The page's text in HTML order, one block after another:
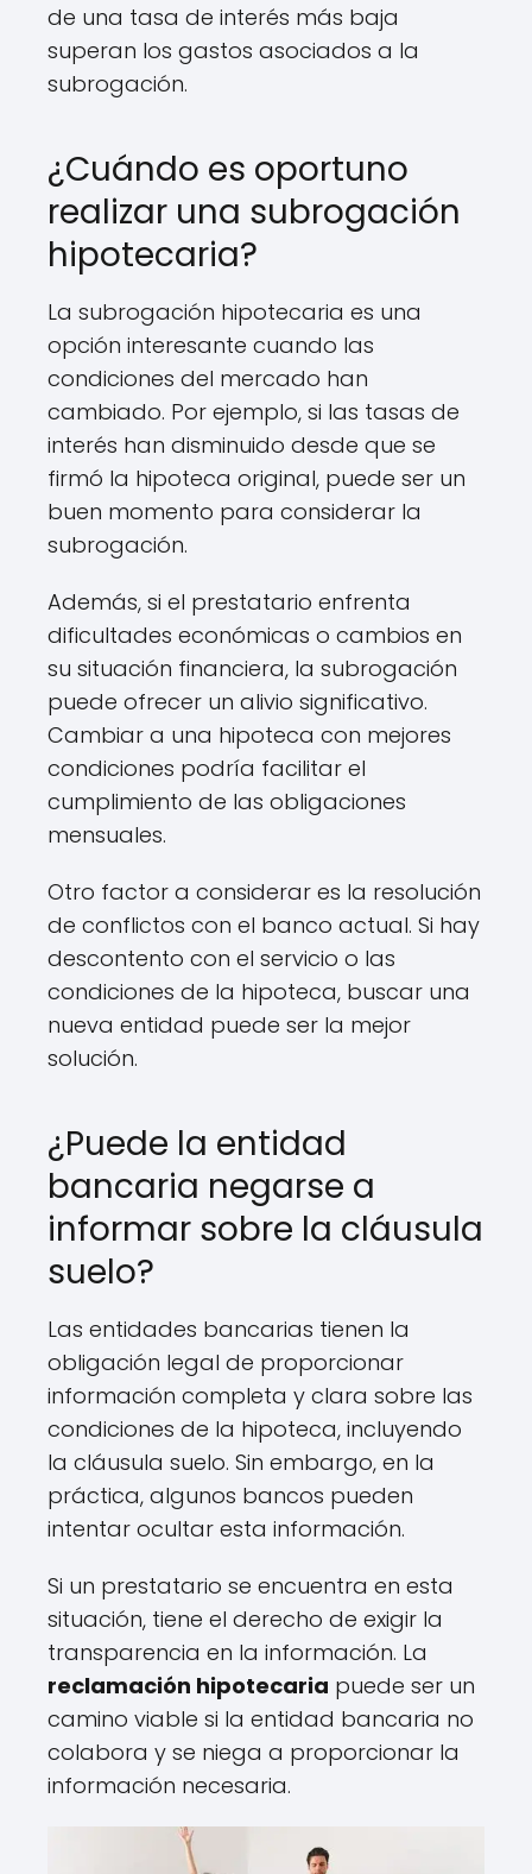
de una tasa de interés más baja
superan los gastos asociados a la
subrogación.
¿Cuándo es oportuno
realizar una subrogación
hipotecaria?
La subrogación hipotecaria es una
opción interesante cuando las
condiciones del mercado han
cambiado. Por ejemplo, si las tasas de
interés han disminuido desde que se
firmó la hipoteca original, puede ser un
buen momento para considerar la
subrogación.
Además, si el prestatario enfrenta
dificultades económicas o cambios en
su situación financiera, la subrogación
puede ofrecer un alivio significativo.
Cambiar a una hipoteca con mejores
condiciones podría facilitar el
cumplimiento de las obligaciones
mensuales.
Otro factor a considerar es la resolución
de conflictos con el banco actual. Si hay
descontento con el servicio o las
condiciones de la hipoteca, buscar una
nueva entidad puede ser la mejor
solución.
¿Puede la entidad
bancaria negarse a
informar sobre la cláusula
suelo?
Las entidades bancarias tienen la
obligación legal de proporcionar
información completa y clara sobre las
condiciones de la hipoteca, incluyendo
la cláusula suelo. Sin embargo, en la
práctica, algunos bancos pueden
intentar ocultar esta información.
Si un prestatario se encuentra en esta
situación, tiene el derecho de exigir la
transparencia en la información. La
reclamación hipotecaria puede ser un
camino viable si la entidad bancaria no
colabora y se niega a proporcionar la
información necesaria.